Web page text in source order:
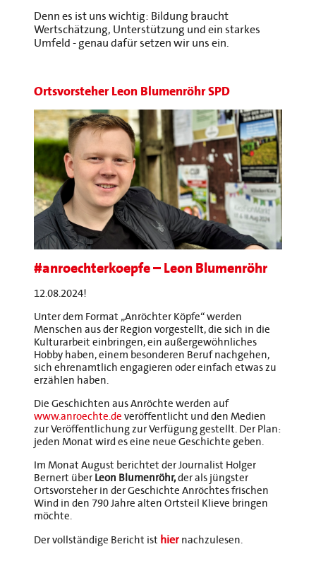
Denn es ist uns wichtig: Bildung braucht
Wertschätzung, Unterstützung und ein starkes
Umfeld - genau dafür setzen wir uns ein.
Ortsvorsteher Leon Blumenröhr SPD
#anroechterkoepfe – Leon Blumenröhr
12.08.2024!
Unter dem Format „Anröchter Köpfe“ werden
Menschen aus der Region vorgestellt, die sich in die
Kulturarbeit einbringen, ein außergewöhnliches
Hobby haben, einem besonderen Beruf nachgehen,
sich ehrenamtlich engagieren oder einfach etwas zu
erzählen haben.
Die Geschichten aus Anröchte werden auf
www.anroechte.de veröffentlicht und den Medien
zur Veröffentlichung zur Verfügung gestellt. Der Plan:
jeden Monat wird es eine neue Geschichte geben.
Im Monat August berichtet der Journalist Holger
Bernert über Leon Blumenröhr,der als jüngster
Ortsvorsteher in der Geschichte Anröchtes frischen
Wind in den 790 Jahre alten Ortsteil Klieve bringen
möchte.
Der vollständige Bericht ist hier nachzulesen.